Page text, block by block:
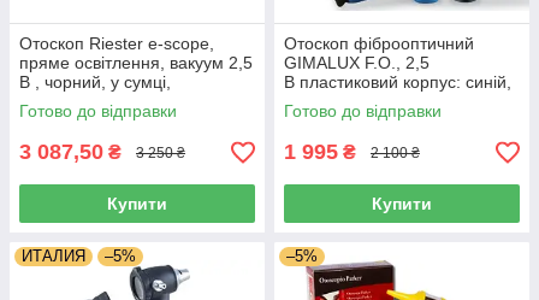
Отоскоп Riester e-scope,
пряме освітлення, вакуум 2,5
B , чорний, у сумці,
Німеччина
Готово до відправки
3 087,50 ₴ 3 250 ₴
Купити
Отоскоп фіброоптичний
GIMALUX F.O., 2,5
В пластиковий корпус: синій,
Італія
Готово до відправки
1 995 ₴ 2 100 ₴
Купити
ИТАЛИЯ –5% –5%